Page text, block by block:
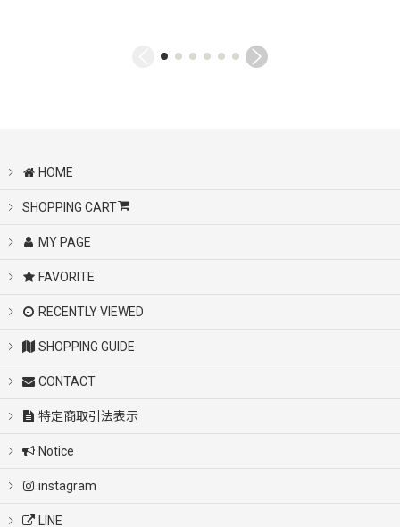
HOME
SHOPPING CART
MY PAGE
FAVORITE
RECENTLY VIEWED
SHOPPING GUIDE
CONTACT
特定商取引法表示
Notice
instagram
LINE